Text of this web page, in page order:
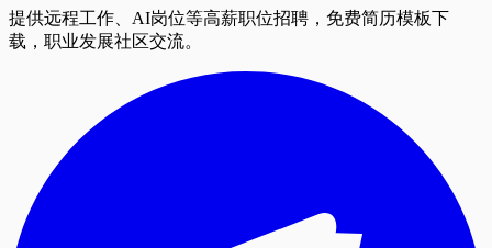
提供远程工作、AI岗位等高薪职位招聘，免费简历模板下
载，职业发展社区交流。